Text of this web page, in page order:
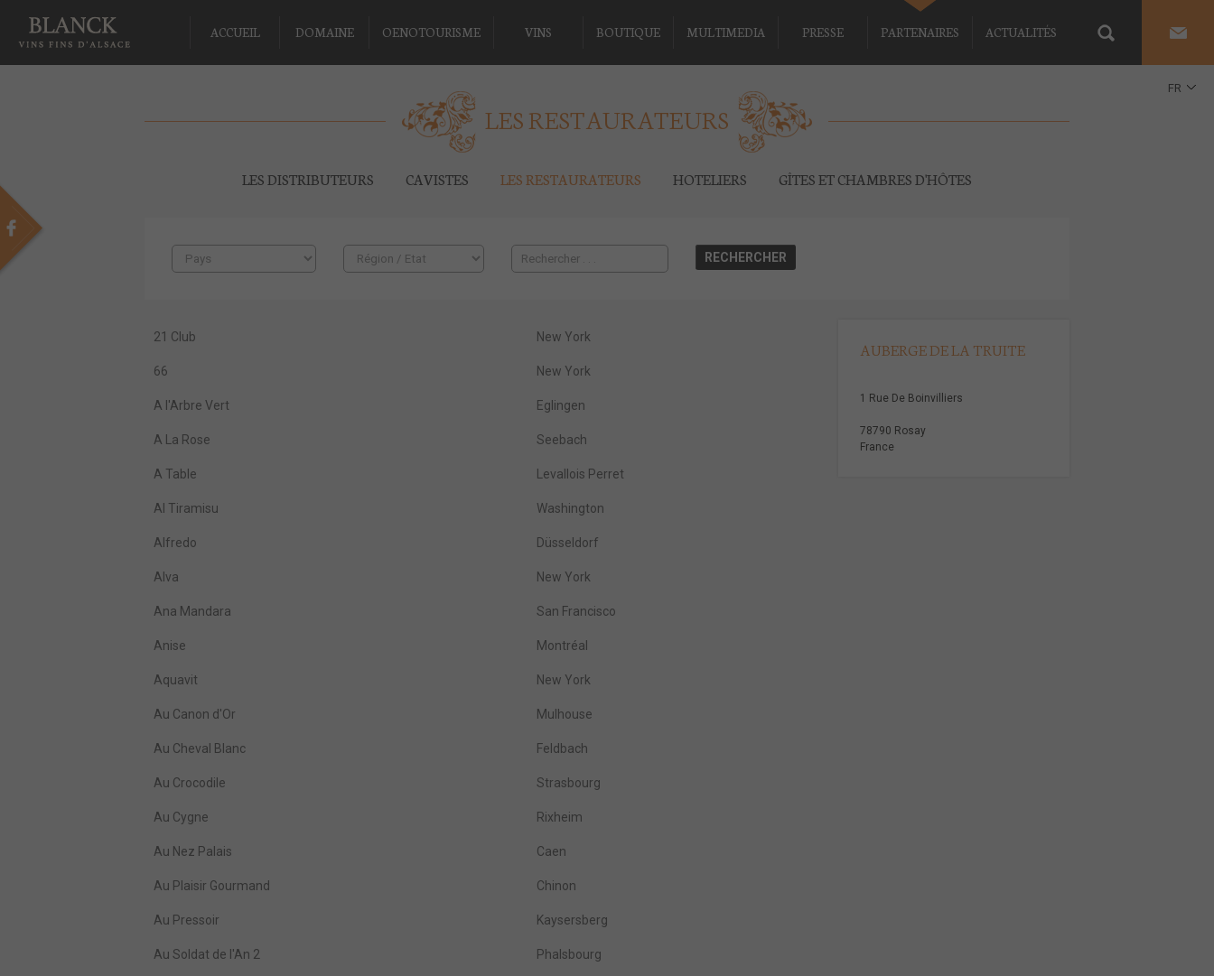
ACCUEIL DOMAINE OENOTOURISME VINS BOUTIQUE MULTIMEDIA PRESSE PARTENAIRES ACTUALITÉS
FR
LES RESTAURATEURS
LES DISTRIBUTEURS CAVISTES LES RESTAURATEURS HOTELIERS GÎTES ET CHAMBRES D'HÔTES
AUBERGE DE LA TRUITE
1 Rue De Boinvilliers
78790 Rosay
France
21 Club New York
66 New York
A l'Arbre Vert Eglingen
A La Rose Seebach
A Table Levallois Perret
Al Tiramisu Washington
Alfredo Düsseldorf
Alva New York
Ana Mandara San Francisco
Anise Montréal
Aquavit New York
Au Canon d'Or Mulhouse
Au Cheval Blanc Feldbach
Au Crocodile Strasbourg
Au Cygne Rixheim
Au Nez Palais Caen
Au Plaisir Gourmand Chinon
Au Pressoir Kaysersberg
Au Soldat de l'An 2 Phalsbourg